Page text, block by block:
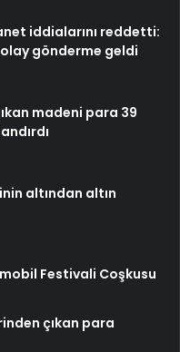
iddialarını reddetti:
olay gönderme geldi
madeni para 39
altından altın
Festivali Coşkusu
çıkan para